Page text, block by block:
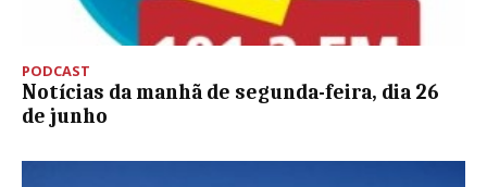
PODCAST
Notícias da manhã de segunda-feira, dia 26
de junho